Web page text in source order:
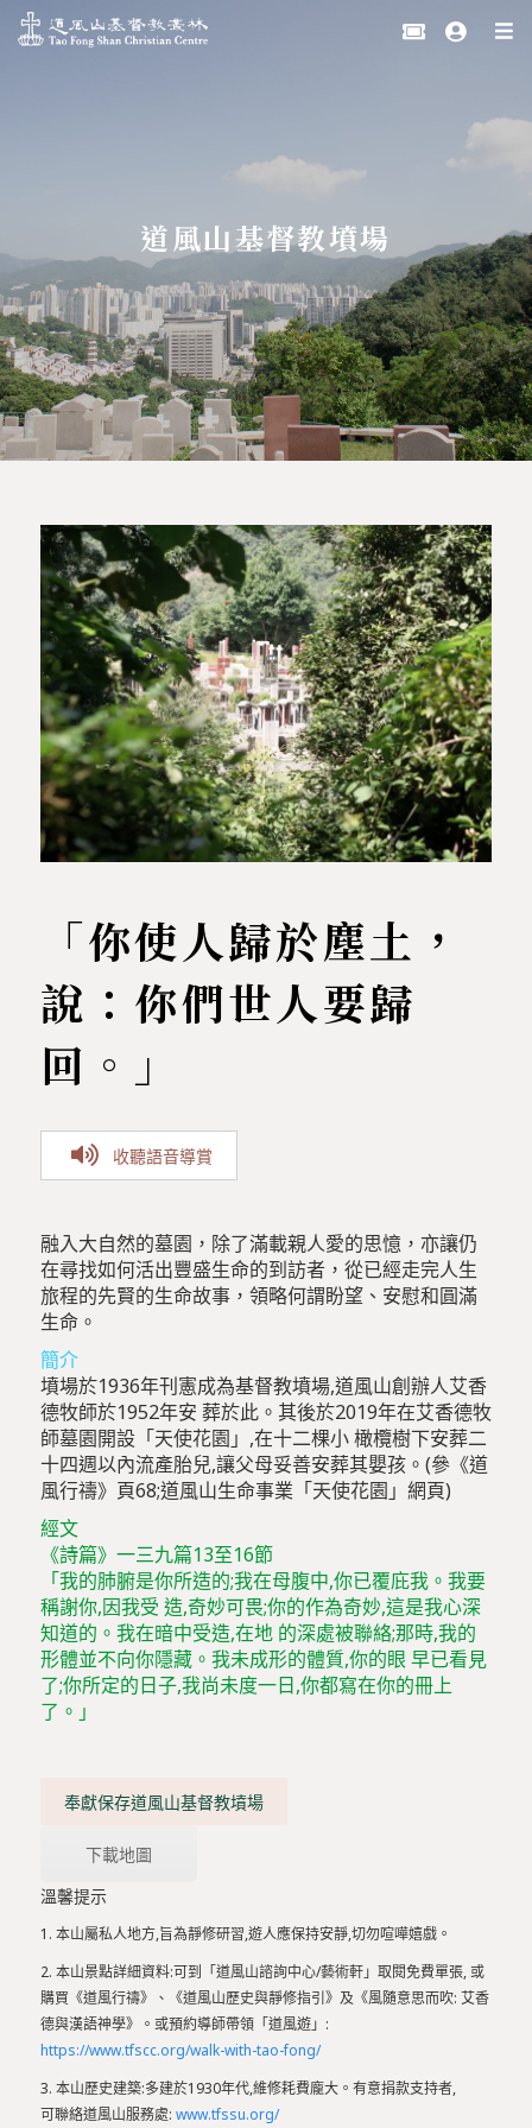
道風山基督教墳場
「你使人歸於塵土，
說：你們世人要歸
回。」
收聽語音導賞
融入大自然的墓園，除了滿載親人愛的思憶，亦讓仍
在尋找如何活出豐盛生命的到訪者，從已經走完人生
旅程的先賢的生命故事，領略何謂盼望、安慰和圓滿
生命。
簡介
墳場於1936年刊憲成為基督教墳場,道風山創辦人艾香
德牧師於1952年安 葬於此。其後於2019年在艾香德牧
師墓園開設「天使花園」,在十二棵小 橄欖樹下安葬二
十四週以內流產胎兒,讓父母妥善安葬其嬰孩。(參《道
風行禱》頁68;道風山生命事業「天使花園」網頁)
經文
《詩篇》一三九篇13至16節
「我的肺腑是你所造的;我在母腹中,你已覆庇我。我要
稱謝你,因我受 造,奇妙可畏;你的作為奇妙,這是我心深
知道的。我在暗中受造,在地 的深處被聯絡;那時,我的
形體並不向你隱藏。我未成形的體質,你的眼 早已看見
了;你所定的日子,我尚未度一日,你都寫在你的冊上
了。」
奉獻保存道風山基督教墳場
下載地圖
溫馨提示
1. 本山屬私人地方,旨為靜修研習,遊人應保持安靜,切勿喧嘩嬉戲。
2. 本山景點詳細資料:可到「道風山諮詢中心/藝術軒」取閱免費單張, 或
購買《道風行禱》、《道風山歷史與靜修指引》及《風隨意思而吹: 艾香
德與漢語神學》。或預約導師帶領「道風遊」:
https://www.tfscc.org/walk-with-tao-fong/
3. 本山歷史建築:多建於1930年代,維修耗費龐大。有意捐款支持者,
可聯絡道風山服務處: www.tfssu.org/